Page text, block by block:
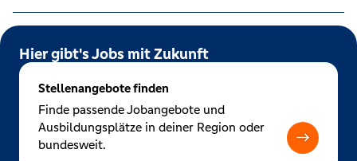
Hier gibt's Jobs mit Zukunft
Stellenangebote finden
Finde passende Jobangebote und
Ausbildungsplätze in deiner Region oder
bundesweit.